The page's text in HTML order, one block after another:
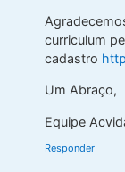
curriculum
cadastro
Um Abraço,
Equipe
Responder